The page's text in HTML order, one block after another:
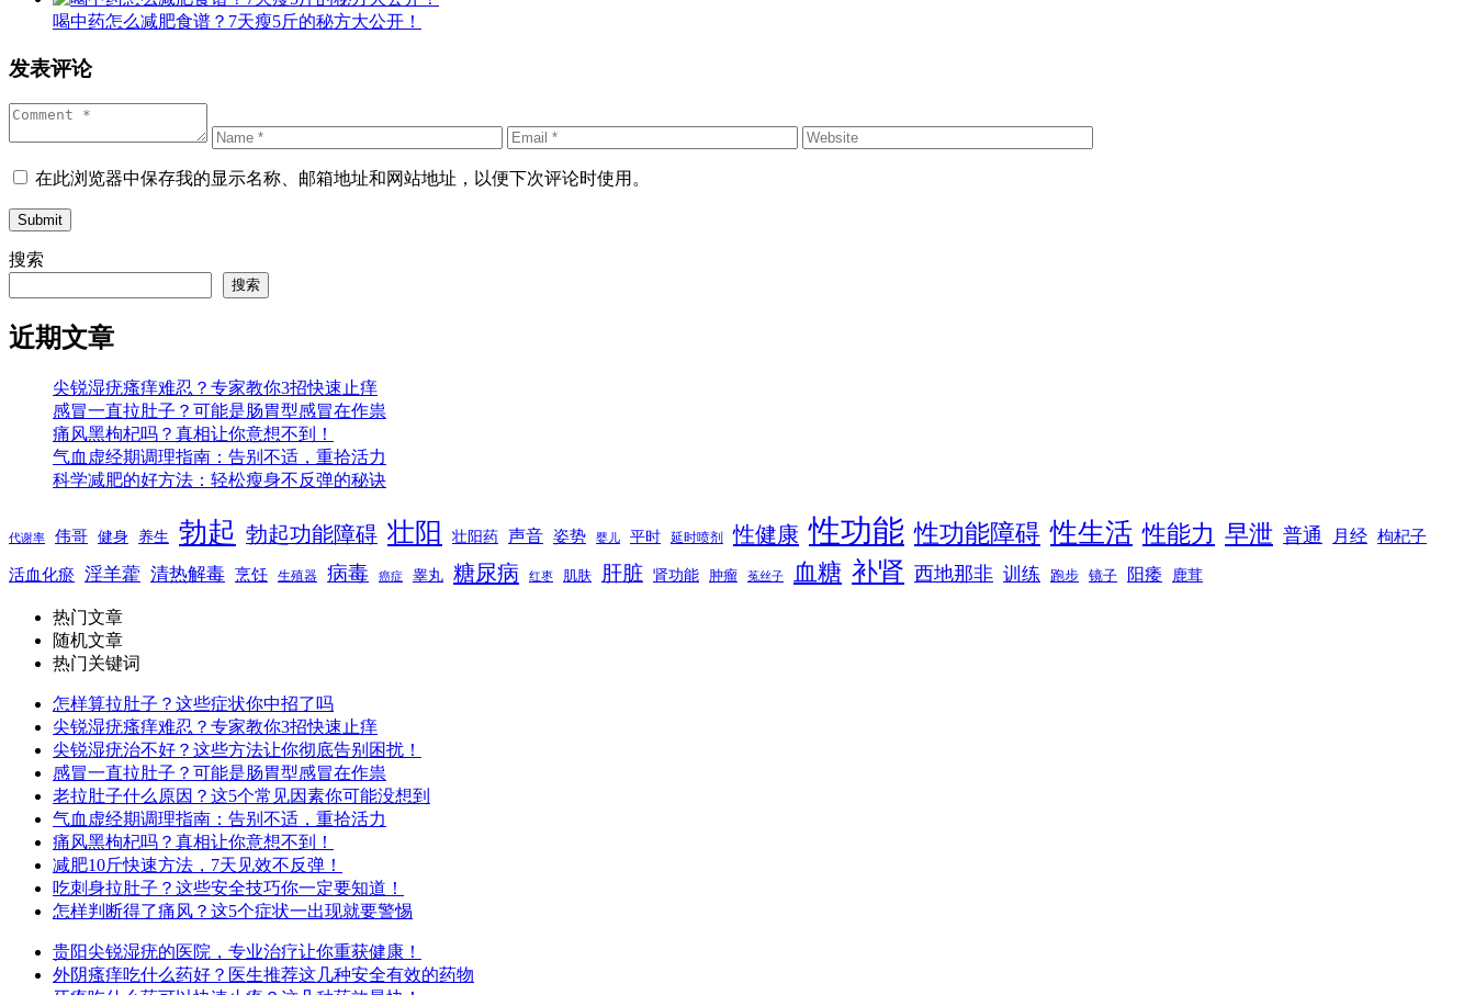
喝中药怎么减肥食谱？7天瘦5斤的秘方大公开！
发表评论
在此浏览器中保存我的显示名称、邮箱地址和网站地址，以便下次评论时使用。
Submit
搜索
搜索
近期文章
尖锐湿疣瘙痒难忍？专家教你3招快速止痒
感冒一直拉肚子？可能是肠胃型感冒在作祟
痛风黑枸杞吗？真相让你意想不到！
气血虚经期调理指南：告别不适，重拾活力
科学减肥的好方法：轻松瘦身不反弹的秘诀
代谢率 伟哥 健身 养生 勃起 勃起功能障碍 壮阳 壮阳药 声音 姿势 婴儿 平时 延时喷剂 性健康 性功能 性功能障碍 性生活 性能力 早泄 普通 月经 枸杞子
活血化瘀 淫羊藿 清热解毒 烹饪 生殖器 病毒 癌症 睾丸 糖尿病 红枣 肌肤 肝脏 肾功能 肿瘤 菟丝子 血糖 补肾 西地那非 训练 跑步 镜子 阳痿 鹿茸
热门文章
随机文章
热门关键词
怎样算拉肚子？这些症状你中招了吗
尖锐湿疣瘙痒难忍？专家教你3招快速止痒
尖锐湿疣治不好？这些方法让你彻底告别困扰！
感冒一直拉肚子？可能是肠胃型感冒在作祟
老拉肚子什么原因？这5个常见因素你可能没想到
气血虚经期调理指南：告别不适，重拾活力
痛风黑枸杞吗？真相让你意想不到！
减肥10斤快速方法，7天见效不反弹！
吃刺身拉肚子？这些安全技巧你一定要知道！
怎样判断得了痛风？这5个症状一出现就要警惕
贵阳尖锐湿疣的医院，专业治疗让你重获健康！
外阴瘙痒吃什么药好？医生推荐这几种安全有效的药物